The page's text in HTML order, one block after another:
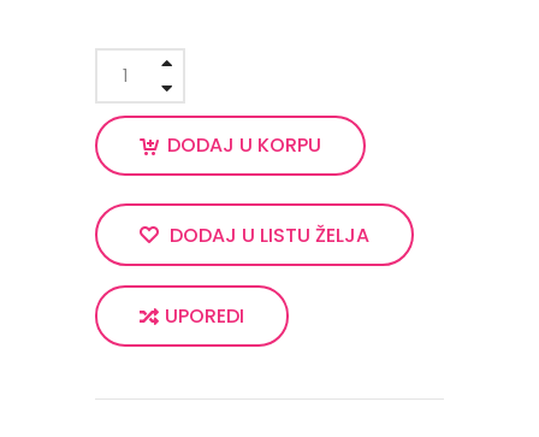
DODAJ U KORPU
DODAJ U LISTU ŽELJA
UPOREDI